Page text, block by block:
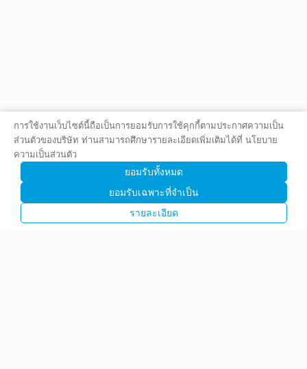
การใช้งานเว็บไซต์นี้ถือเป็นการยอมรับการใช้คุกกี้ตามประกาศความเป็น
ส่วนตัวของบริษัท ท่านสามารถศึกษารายละเอียดเพิ่มเติมได้ที่ นโยบาย
ความเป็นส่วนตัว
ยอมรับทั้งหมด
ยอมรับเฉพาะที่จำเป็น
รายละเอียด